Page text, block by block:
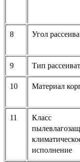
8 Угол
9 Тип
10 Материал
11
Класс
исполнение